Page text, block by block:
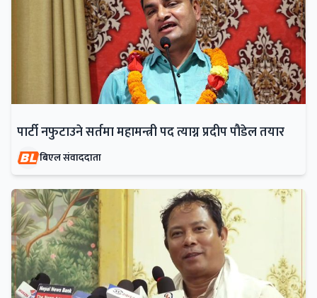
पार्टी नफुटाउने सर्तमा महामन्त्री पद त्याग्न प्रदीप पौडेल तयार
बिएल संवाददाता